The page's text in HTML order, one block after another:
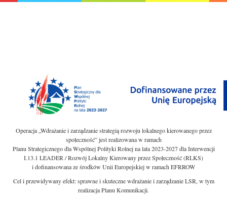
Operacja „Wdrażanie i zarządzanie strategią rozwoju lokalnego kierowanego przez
społeczność” jest realizowana w ramach
Planu Strategicznego dla Wspólnej Polityki Rolnej na lata 2023-2027 dla Interwencji
I.13.1 LEADER / Rozwój Lokalny Kierowany przez Społeczność (RLKS)
i dofinansowana ze środków Unii Europejskiej w ramach EFRROW
Cel i przewidywany efekt: sprawne i skuteczne wdrażanie i zarządzanie LSR, w tym
realizacja Planu Komunikacji.